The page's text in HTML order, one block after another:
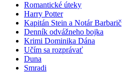
Romantické úteky
Harry Potter
Kapitán Stein a Notár Barbarič
Denník odvážneho bojka
Krimi Dominika Dána
Učím sa rozprávať
Duna
Smradi